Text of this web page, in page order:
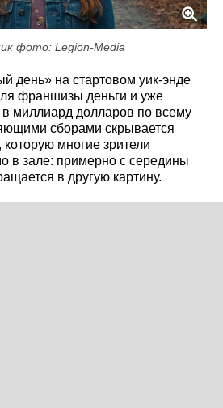
фото: Legion-Media
день» на стартовом уик-энде
франшизы деньги и уже
в миллиард долларов по всему
сборами скрывается
многие зрители
в зале: примерно с середины
в другую картину.